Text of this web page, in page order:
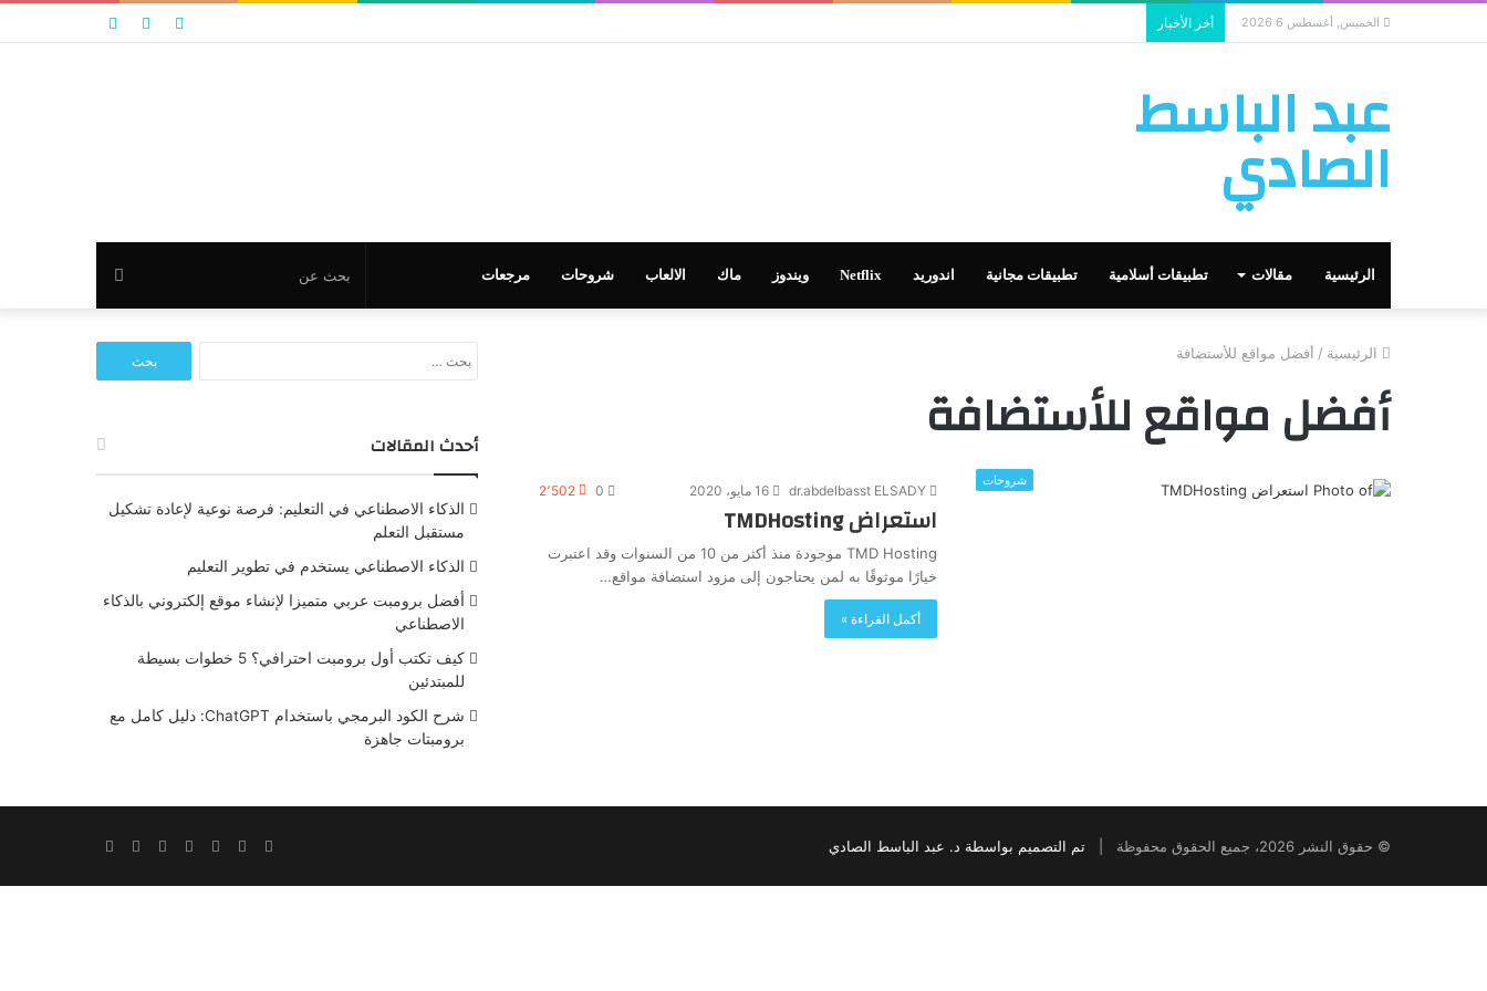
الخميس, أغسطس 6 2026 أخر الأخبار مقال تسجيل
عبد الباسط
الصادي
الرئيسية مقالات تطبيقات أسلامية تطبيقات مجانية اندوريد Netflix ويندوز ماك الالعاب شروحات مرجعات
عن
الرئيسية / أفضل مواقع للأستضافة
أفضل مواقع للأستضافة
شروحات
16 مايو، 2020 0 2٬502
استعراض TMDHosting
TMD Hosting موجودة منذ أكثر من 10 من السنوات وقد اعتبرت
خيارًا موثوقًا به لمن يحتاجون إلى مزود استضافة مواقع…
أكمل القراءة »
عن:
أحدث المقالات
الذكاء الاصطناعي في التعليم: فرصة نوعية لإعادة تشكيل
مستقبل التعلم
الذكاء الاصطناعي يستخدم في تطوير التعليم
أفضل برومبت عربي متميزا لإنشاء موقع إلكتروني بالذكاء
الاصطناعي
كيف تكتب أول برومبت احترافي؟ 5 خطوات بسيطة
للمبتدئين
شرح الكود البرمجي باستخدام ChatGPT: دليل كامل مع
برومبتات جاهزة
© حقوق النشر 2026، جميع الحقوق محفوظة | تم التصميم بواسطة د. عبد الباسط الصادي Facebook
Twitter
LinkedIn
YouTube
Instagram
Snapchat